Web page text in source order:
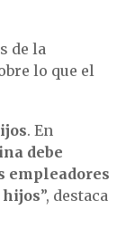
de la
lo que el
. En
debe
empleadores
hijos”, destaca